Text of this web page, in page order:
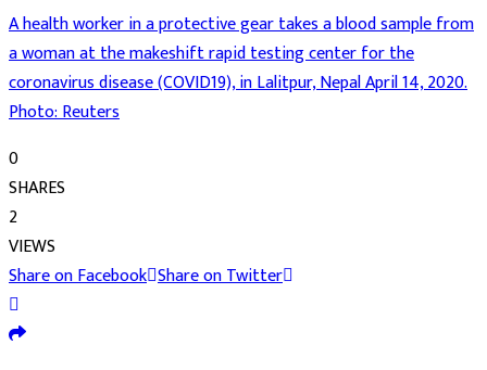
A health worker in a protective gear takes a blood sample from
a woman at the makeshift rapid testing center for the
coronavirus disease (COVID19), in Lalitpur, Nepal April 14, 2020.
Photo: Reuters
0
SHARES
2
VIEWS
Share on Facebook Share on Twitter